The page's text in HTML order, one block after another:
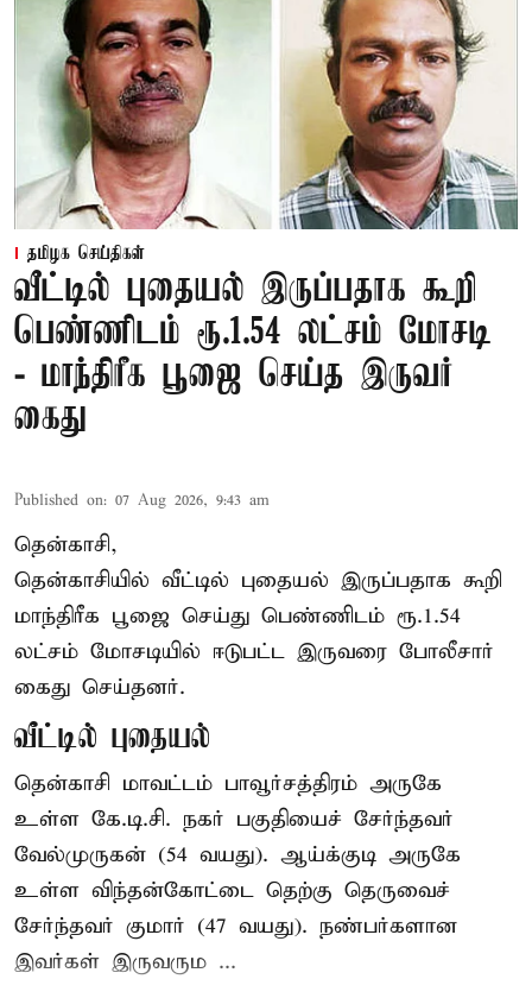
தமிழக செய்திகள்
வீட்டில் புதையல் இருப்பதாக கூறி
பெண்ணிடம் ரூ.1.54 லட்சம் மோசடி
- மாந்திரீக பூஜை செய்த இருவர்
கைது
Published on: 07 Aug 2026, 9:43 am
தென்காசி,
தென்காசியில் வீட்டில் புதையல் இருப்பதாக கூறி
மாந்திரீக பூஜை செய்து பெண்ணிடம் ரூ.1.54
லட்சம் மோசடியில் ஈடுபட்ட இருவரை போலீசார்
கைது செய்தனர்.
வீட்டில் புதையல்
தென்காசி மாவட்டம் பாவூர்சத்திரம் அருகே
உள்ள கே.டி.சி. நகர் பகுதியைச் சேர்ந்தவர்
வேல்முருகன் (54 வயது). ஆய்க்குடி அருகே
உள்ள விந்தன்கோட்டை தெற்கு தெருவைச்
சேர்ந்தவர் குமார் (47 வயது). நண்பர்களான
இவர்கள் இருவரும ...